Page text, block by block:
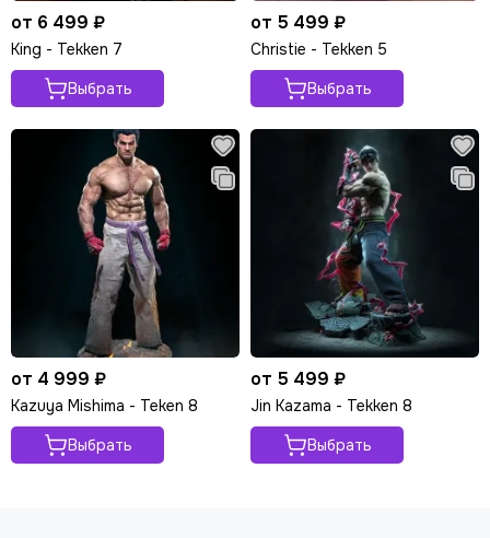
от 6 499 ₽
King - Tekken 7
Выбрать
от 5 499 ₽
Christie - Tekken 5
Выбрать
от 4 999 ₽
Kazuya Mishima - Teken 8
Выбрать
от 5 499 ₽
Jin Kazama - Tekken 8
Выбрать